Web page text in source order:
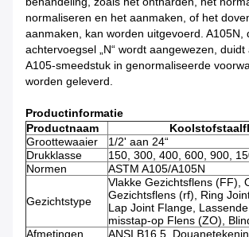
normaliseren en het aanmaken, of het
aanmaken, kan worden uitgevoerd. A105N,
achtervoegsel „N“ wordt aangewezen,
A105-smeedstuk in genormaliseerde
worden geleverd.
Productinformatie
Productnaam
Groottewaaier
1/2' aan 24“
Drukklasse
150, 300, 400, 600, 900,
Normen
ASTM A105/A105N
Gezichtstype
Vlakke Gezichtsflens (FF),
Gezichtsflens (rf), Ring
Lap Joint Flange,
misstap-op Flens (ZO),
Afmetingen
ANSI B16.5,